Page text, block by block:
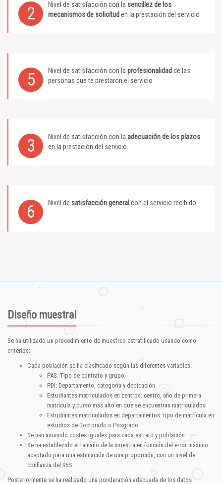
2 Nivel de satisfacción con la sencillez de los
mecanismos de solicitud en la prestación del servicio
5 Nivel de satisfacción con la profesionalidad de las
personas que te prestaron el servicio
3 Nivel de satisfacción con la adecuación de los plazos
en la prestación del servicio
6 Nivel de satisfacción general con el servicio recibido
Diseño muestral
Se ha utilizado un procedimiento de muestreo estratificado usando como
criterios:
Cada población se ha clasificado según las diferentes variables:
PAS: Tipo de contrato y grupo
PDI: Departamento, categoría y dedicación
Estudiantes matriculados en centros: centro, año de primera
matrícula y curso más alto en que se encuentran matriculados
Estudiantes matriculados en departamentos: tipo de matrícula en
estudios de Doctorado o Posgrado
Se han asumido costes iguales para cada estrato y población
Se ha establecido el tamaño de la muestra en función del error máximo
aceptado para una estimación de una proporción, con un nivel de
confianza del 95%
Posteriormente se ha realizado una ponderación adecuada de los datos